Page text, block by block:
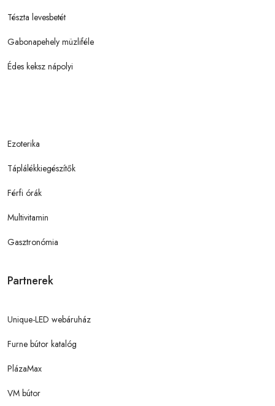
Tészta levesbetét
Gabonapehely müzliféle
Édes keksz nápolyi
Ezoterika
Táplálékkiegészítők
Férfi órák
Multivitamin
Gasztronómia
Partnerek
Unique-LED webáruház
Furne bútor katalóg
PlázaMax
VM bútor